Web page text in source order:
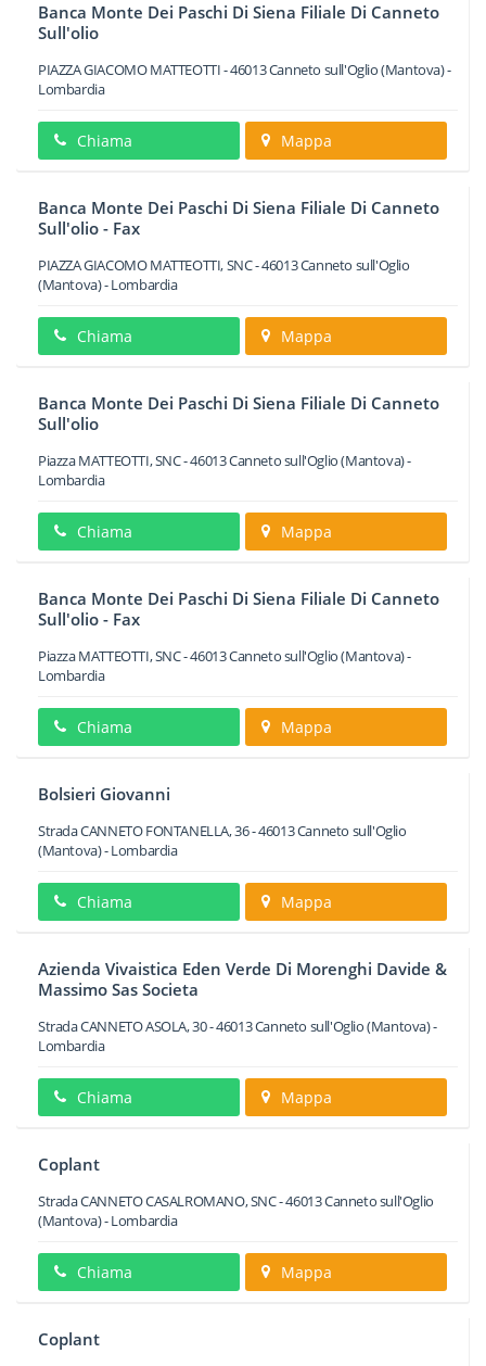
Banca Monte Dei Paschi Di Siena Filiale Di Canneto
Sull'olio
PIAZZA GIACOMO MATTEOTTI-46013Canneto sull'Oglio(Mantova) -
Lombardia
Chiama Mappa
Banca Monte Dei Paschi Di Siena Filiale Di Canneto
Sull'olio - Fax
PIAZZA GIACOMO MATTEOTTI, SNC-46013Canneto sull'Oglio
(Mantova) -Lombardia
Chiama Mappa
Banca Monte Dei Paschi Di Siena Filiale Di Canneto
Sull'olio
Piazza MATTEOTTI, SNC-46013Canneto sull'Oglio(Mantova) -
Lombardia
Chiama Mappa
Banca Monte Dei Paschi Di Siena Filiale Di Canneto
Sull'olio - Fax
Piazza MATTEOTTI, SNC-46013Canneto sull'Oglio(Mantova) -
Lombardia
Chiama Mappa
Bolsieri Giovanni
Strada CANNETO FONTANELLA, 36-46013Canneto sull'Oglio
(Mantova) -Lombardia
Chiama Mappa
Azienda Vivaistica Eden Verde Di Morenghi Davide &
Massimo Sas Societa
Strada CANNETO ASOLA, 30-46013Canneto sull'Oglio(Mantova) -
Lombardia
Chiama Mappa
Coplant
Strada CANNETO CASALROMANO, SNC-46013Canneto sull'Oglio
(Mantova) -Lombardia
Chiama Mappa
Coplant